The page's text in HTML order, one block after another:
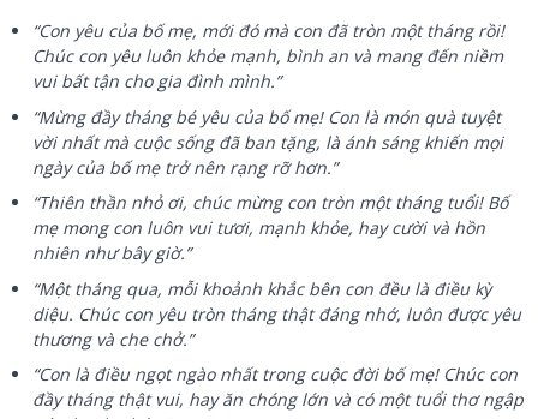
“Con yêu của bố mẹ, mới đó mà con đã tròn một tháng rồi!
Chúc con yêu luôn khỏe mạnh, bình an và mang đến niềm
vui bất tận cho gia đình mình.”
“Mừng đầy tháng bé yêu của bố mẹ! Con là món quà tuyệt
vời nhất mà cuộc sống đã ban tặng, là ánh sáng khiến mọi
ngày của bố mẹ trở nên rạng rỡ hơn.”
“Thiên thần nhỏ ơi, chúc mừng con tròn một tháng tuổi! Bố
mẹ mong con luôn vui tươi, mạnh khỏe, hay cười và hồn
nhiên như bây giờ.”
“Một tháng qua, mỗi khoảnh khắc bên con đều là điều kỳ
diệu. Chúc con yêu tròn tháng thật đáng nhớ, luôn được yêu
thương và che chở.”
“Con là điều ngọt ngào nhất trong cuộc đời bố mẹ! Chúc con
đầy tháng thật vui, hay ăn chóng lớn và có một tuổi thơ ngập